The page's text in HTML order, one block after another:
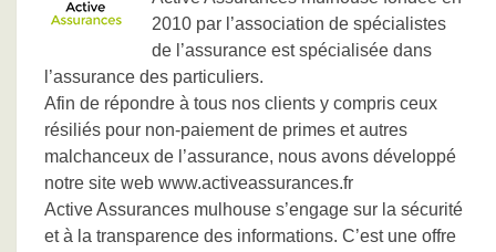
2010 par l’association de spécialistes
de l’assurance est spécialisée dans
l’assurance des particuliers.
Afin de répondre à tous nos clients y compris ceux
résiliés pour non-paiement de primes et autres
malchanceux de l’assurance, nous avons développé
notre site web www.activeassurances.fr
Active Assurances mulhouse s’engage sur la sécurité
et à la transparence des informations. C’est une offre